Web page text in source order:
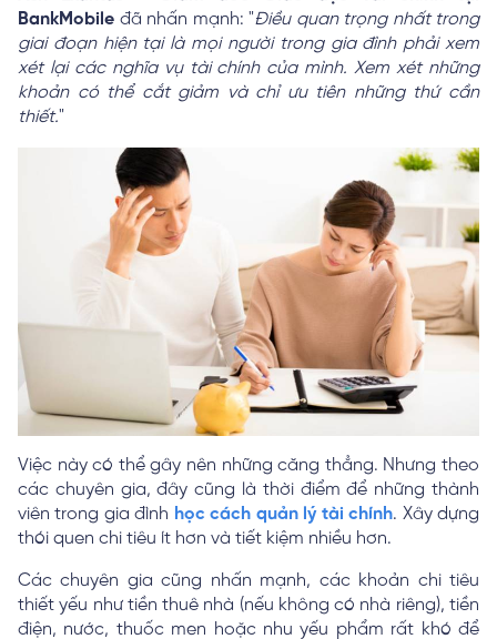
BankMobile đã nhấn mạnh: "Điều quan trọng nhất trong
giai đoạn hiện tại là mọi người trong gia đình phải xem
xét lại các nghĩa vụ tài chính của mình. Xem xét những
khoản có thể cắt giảm và chỉ ưu tiên những thứ cần
thiết."
Việc này có thể gây nên những căng thẳng. Nhưng theo
các chuyên gia, đây cũng là thời điểm để những thành
viên trong gia đình học cách quản lý tài chính. Xây dựng
thói quen chi tiêu ít hơn và tiết kiệm nhiều hơn.
Các chuyên gia cũng nhấn mạnh, các khoản chi tiêu
thiết yếu như tiền thuê nhà (nếu không có nhà riêng), tiền
điện, nước, thuốc men hoặc nhu yếu phẩm rất khó để